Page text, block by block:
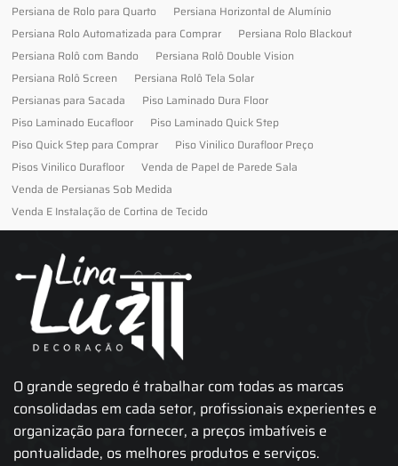
Persiana de Rolo para Quarto
Persiana Horizontal de Alumínio
Persiana Rolo Automatizada para Comprar
Persiana Rolo Blackout
Persiana Rolô com Bando
Persiana Rolô Double Vision
Persiana Rolô Screen
Persiana Rolô Tela Solar
Persianas para Sacada
Piso Laminado Dura Floor
Piso Laminado Eucafloor
Piso Laminado Quick Step
Piso Quick Step para Comprar
Piso Vinilico Durafloor Preço
Pisos Vinilico Durafloor
Venda de Papel de Parede Sala
Venda de Persianas Sob Medida
Venda E Instalação de Cortina de Tecido
O grande segredo é trabalhar com todas as marcas
consolidadas em cada setor, profissionais experientes e
organização para fornecer, a preços imbatíveis e
pontualidade, os melhores produtos e serviços.